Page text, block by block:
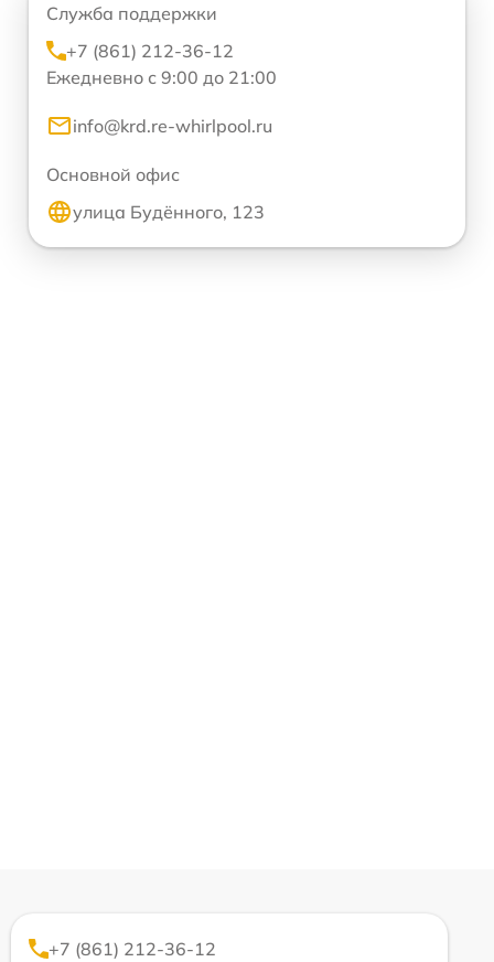
Служба поддержки
+7 (861) 212-36-12
Ежедневно с 9:00 до 21:00
info@krd.re-whirlpool.ru
Основной офис
улица Будённого, 123
+7 (861) 212-36-12